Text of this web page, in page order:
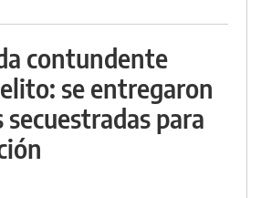
contundente
se entregaron
para